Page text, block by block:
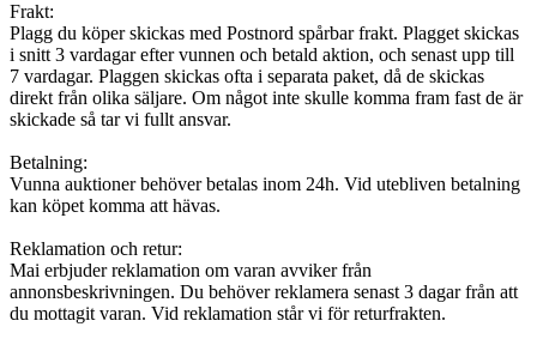
Frakt:
Plagg du köper skickas med Postnord spårbar frakt. Plagget skickas
i snitt 3 vardagar efter vunnen och betald aktion, och senast upp till
7 vardagar. Plaggen skickas ofta i separata paket, då de skickas
direkt från olika säljare. Om något inte skulle komma fram fast de är
skickade så tar vi fullt ansvar.
Betalning:
Vunna auktioner behöver betalas inom 24h. Vid utebliven betalning
kan köpet komma att hävas.
Reklamation och retur:
Mai erbjuder reklamation om varan avviker från
annonsbeskrivningen. Du behöver reklamera senast 3 dagar från att
du mottagit varan. Vid reklamation står vi för returfrakten.